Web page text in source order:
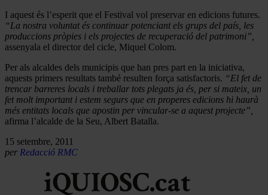
I aquest és l’esperit que el Festival vol preservar en edicions futures.
“La nostra voluntat és continuar potenciant els grups del país, les
produccions pròpies i els projectes de recuperació del patrimoni”,
assenyala el director del cicle, Miquel Colom.
Per als alcaldes dels municipis que han pres part en la iniciativa,
aquests primers resultats també resulten força satisfactoris. “El fet de
trencar barreres locals i treballar tots plegats ja és, per si mateix, un
fet molt important i estem segurs que en properes edicions hi haurà
més entitats locals que apostin per vincular-se a aquest projecte”,
afirma l’alcalde de la Seu, Albert Batalla.
15 setembre, 2011
per Redacció RMC